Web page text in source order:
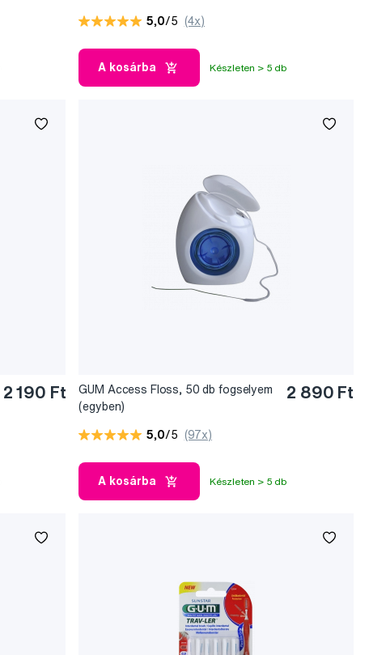
5,0/5 (4x)
A kosárba Készleten > 5 db
2 190 Ft
GUM Access Floss, 50 db fogselyem
(egyben)
2 890 Ft
5,0/5 (97x)
A kosárba Készleten > 5 db